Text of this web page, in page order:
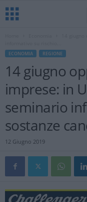
ECONOMIA REGIONE
14 giugno
imprese: in
seminario
sostanze
12 Giugno 2019